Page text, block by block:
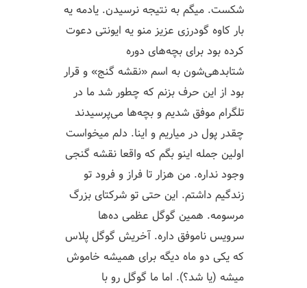
شکست. میگم به نتیجه نرسیدن. یادمه یه
بار کاوه گودرزی عزیز منو یه ایونتی دعوت
کرده بود برای بچه‌های دوره
شتابدهی‌شون به اسم «نقشه گنج» و قرار
بود از این حرف بزنم که چطور شد ما در
تلگرام موفق شدیم و بچه‌ها می‌پرسیدند
چقدر پول در میاریم و اینا. دلم میخواست
اولین جمله اینو بگم که واقعا نقشه گنجی
وجود نداره. من هزار تا فراز و فرود تو
زندگیم داشتم. این حتی تو شرکتای بزرگ
مرسومه. همین گوگل عظمی ده‌ها
سرویس ناموفق داره. آخریش گوگل پلاس
که یکی دو ماه دیگه برای همیشه خاموش
میشه (یا شد؟). اما ما گوگل رو با